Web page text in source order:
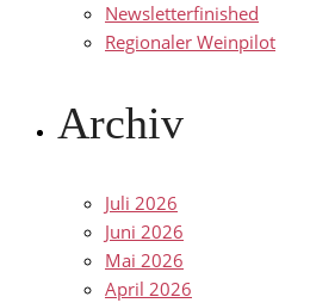
Newsletterfinished
Regionaler Weinpilot
Archiv
Juli 2026
Juni 2026
Mai 2026
April 2026